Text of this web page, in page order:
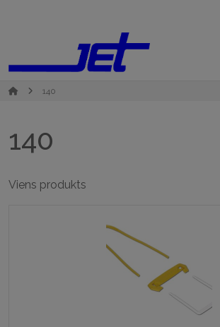
140
140
Viens produkts